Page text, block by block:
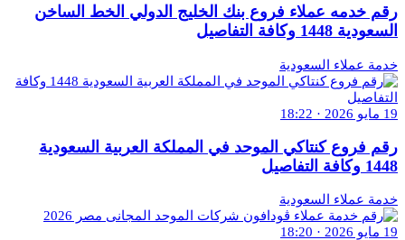
رقم خدمه عملاء فروع بنك الخليج الدولي الخط الساخن
السعودية 1448 وكافة التفاصيل
خدمة عملاء السعودية
19 مايو 2026 · 18:22
رقم فروع كنتاكي الموحد في المملكة العربية السعودية
1448 وكافة التفاصيل
خدمة عملاء السعودية
19 مايو 2026 · 18:20